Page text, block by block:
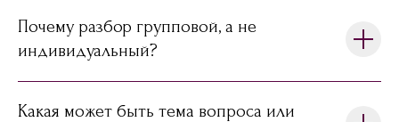
Почему разбор групповой, а не
индивидуальный?
Какая может быть тема вопроса или